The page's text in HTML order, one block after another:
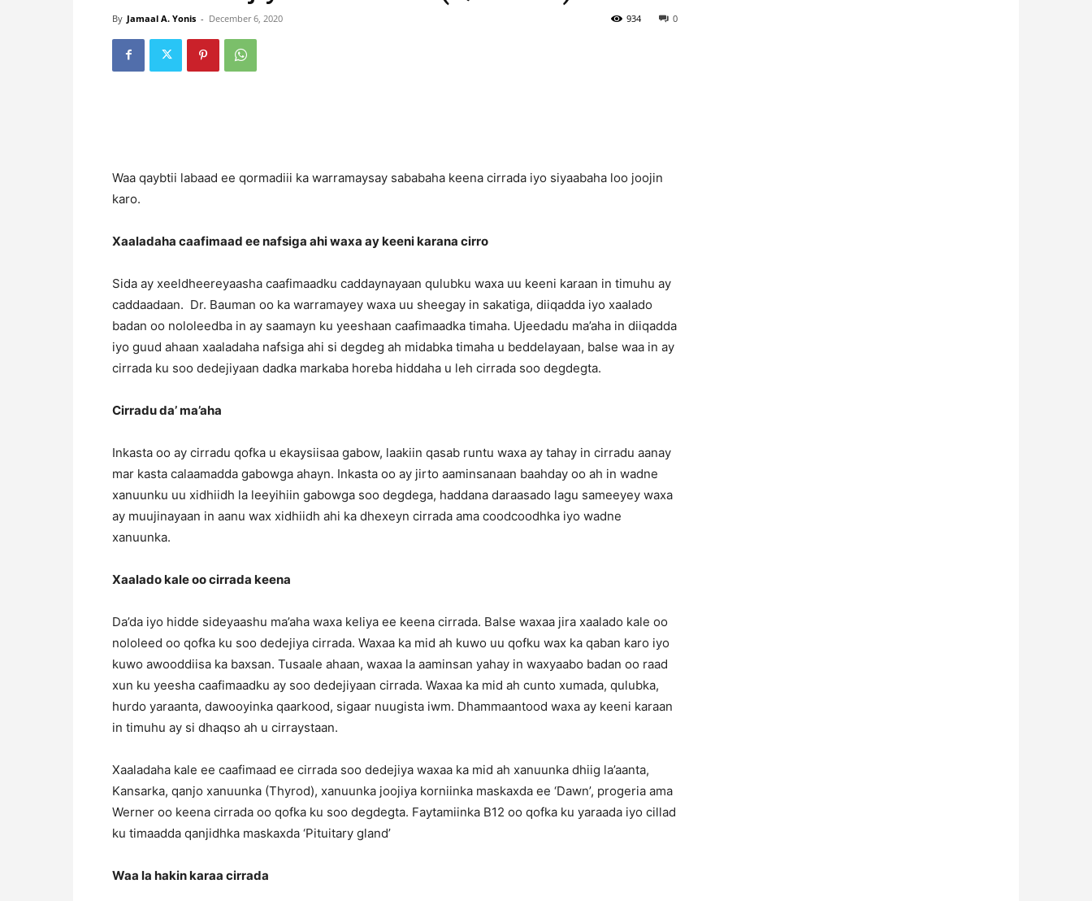
By Jamaal A. Yonis - December 6, 2020 0
934
Waa qaybtii labaad ee qormadiii ka warramaysay sababaha keena cirrada iyo siyaabaha loo joojin
karo.
Xaaladaha caafimaad ee nafsiga ahi waxa ay keeni karana cirro
Sida ay xeeldheereyaasha caafimaadku caddaynayaan qulubku waxa uu keeni karaan in timuhu ay
caddaadaan. Dr. Bauman oo ka warramayey waxa uu sheegay in sakatiga, diiqadda iyo xaalado
badan oo nololeedba in ay saamayn ku yeeshaan caafimaadka timaha. Ujeedadu ma’aha in diiqadda
iyo guud ahaan xaaladaha nafsiga ahi si degdeg ah midabka timaha u beddelayaan, balse waa in ay
cirrada ku soo dedejiyaan dadka markaba horeba hiddaha u leh cirrada soo degdegta.
Cirradu da’ ma’aha
Inkasta oo ay cirradu qofka u ekaysiisaa gabow, laakiin qasab runtu waxa ay tahay in cirradu aanay
mar kasta calaamadda gabowga ahayn. Inkasta oo ay jirto aaminsanaan baahday oo ah in wadne
xanuunku uu xidhiidh la leeyihiin gabowga soo degdega, haddana daraasado lagu sameeyey waxa
ay muujinayaan in aanu wax xidhiidh ahi ka dhexeyn cirrada ama coodcoodhka iyo wadne
xanuunka.
Xaalado kale oo cirrada keena
Da’da iyo hidde sideyaashu ma’aha waxa keliya ee keena cirrada. Balse waxaa jira xaalado kale oo
nololeed oo qofka ku soo dedejiya cirrada. Waxaa ka mid ah kuwo uu qofku wax ka qaban karo iyo
kuwo awooddiisa ka baxsan. Tusaale ahaan, waxaa la aaminsan yahay in waxyaabo badan oo raad
xun ku yeesha caafimaadku ay soo dedejiyaan cirrada. Waxaa ka mid ah cunto xumada, qulubka,
hurdo yaraanta, dawooyinka qaarkood, sigaar nuugista iwm. Dhammaantood waxa ay keeni karaan
in timuhu ay si dhaqso ah u cirraystaan.
Xaaladaha kale ee caafimaad ee cirrada soo dedejiya waxaa ka mid ah xanuunka dhiig la’aanta,
Kansarka, qanjo xanuunka (Thyrod), xanuunka joojiya korniinka maskaxda ee ‘Dawn’, progeria ama
Werner oo keena cirrada oo qofka ku soo degdegta. Faytamiinka B12 oo qofka ku yaraada iyo cillad
ku timaadda qanjidhka maskaxda ‘Pituitary gland’
Waa la hakin karaa cirrada